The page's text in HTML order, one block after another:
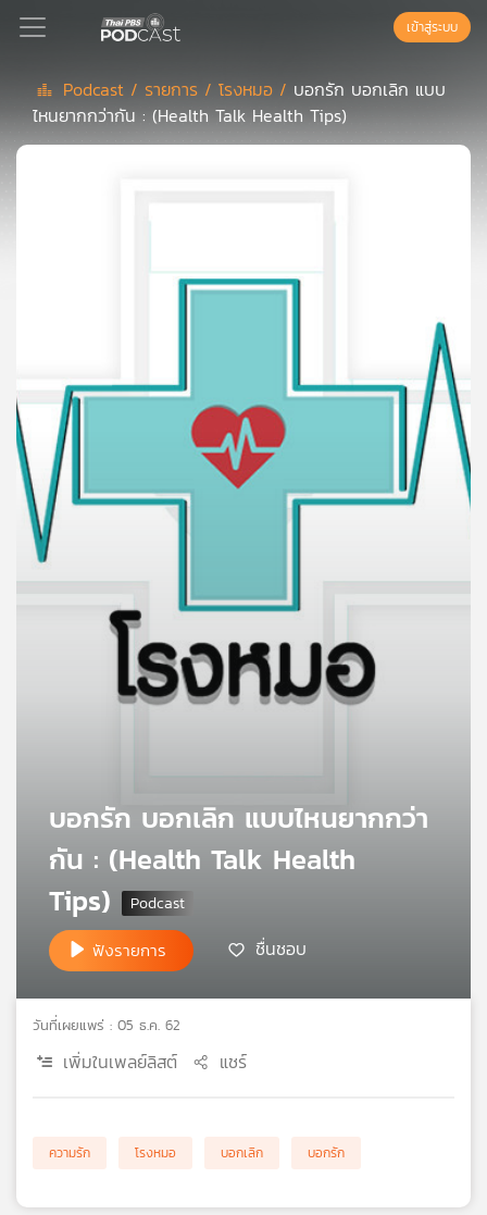
Podcast
ย์
ลิ
สต์
ของ
คุณ
เพลง
เกี่ยว
เครือ
ข่าย
ไทย
เข้าสู่ระบบ
Podcast / รายการ /โรงหมอ / บอกรัก บอกเลิก แบบ
ไหนยากกว่ากัน : (Health Talk Health Tips)
บอกรัก บอกเลิก แบบไหนยากกว่า
กัน : (Health Talk Health
Tips)
ฟังรายการ ชื่นชอบ
วันที่เผยแพร่ : 05 ธ.ค. 62
เพิ่มในเพลย์ลิสต์ แชร์
ความรัก โรงหมอ บอกเลิก บอกรัก